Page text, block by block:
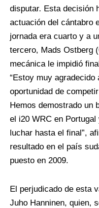
disputar. Esta decisión
actuación del cántabro
jornada era cuarto y a
tercero, Mads Ostberg
mecánica le impidió
“Estoy muy agradecido
oportunidad de
Hemos demostrado un
el i20 WRC en
luchar hasta el final”,
resultado en el país
puesto en 2009.
El perjudicado de esta
Juho Hanninen, quien,